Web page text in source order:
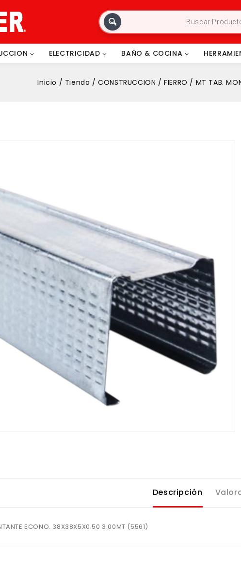
ELECTRICIDAD BAÑO & COCINA
Inicio / Tienda / CONSTRUCCION / FIERRO / MT TAB.
Descripción
ECONO. 38X38X5X0.50 3.00MT (5561)